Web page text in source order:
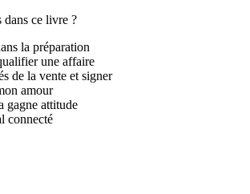
dans ce livre ?
la préparation
une affaire
de la vente et signer
amour
gagne attitude
connecté